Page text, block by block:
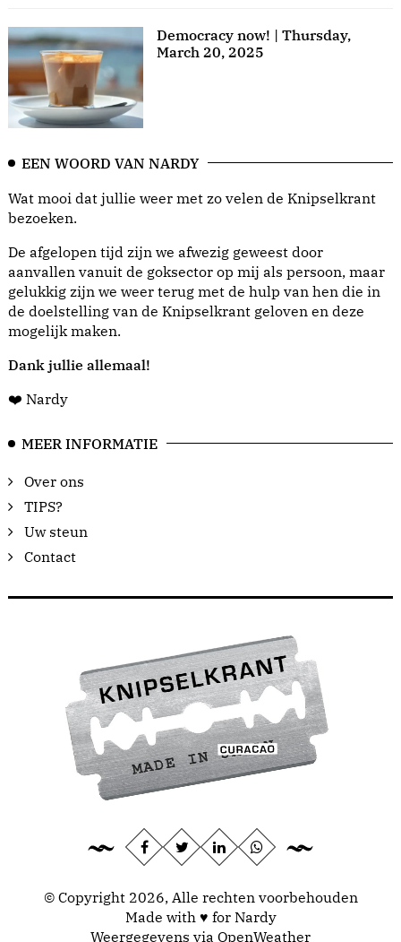
Democracy now! | Thursday,
March 20, 2025
EEN WOORD VAN NARDY
Wat mooi dat jullie weer met zo velen de Knipselkrant
bezoeken.
De afgelopen tijd zijn we afwezig geweest door
aanvallen vanuit de goksector op mij als persoon, maar
gelukkig zijn we weer terug met de hulp van hen die in
de doelstelling van de Knipselkrant geloven en deze
mogelijk maken.
Dank jullie allemaal!
❤️ Nardy
MEER INFORMATIE
Over ons
TIPS?
Uw steun
Contact
© Copyright 2026, Alle rechten voorbehouden
Made with ♥ for Nardy
Weergegevens via OpenWeather